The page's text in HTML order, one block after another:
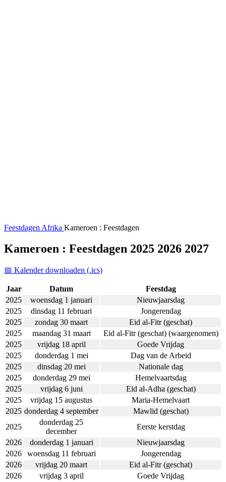
Feestdagen Afrika Kameroen : Feestdagen
Kameroen : Feestdagen 2025 2026 2027
📅 Kalender downloaden (.ics)
Jaar Datum
Feestdag
2025
woensdag 1 januari
Nieuwjaarsdag
2025
dinsdag 11 februari
Jongerendag
2025
zondag 30 maart
Eid al-Fitr (geschat)
2025
maandag 31 maart
Eid al-Fitr (geschat) (waargenomen)
2025
vrijdag 18 april
Goede Vrijdag
2025
donderdag 1 mei
Dag van de Arbeid
2025
dinsdag 20 mei
Nationale dag
2025
donderdag 29 mei
Hemelvaartsdag
2025
vrijdag 6 juni
Eid al-Adha (geschat)
2025
vrijdag 15 augustus
Maria-Hemelvaart
2025 donderdag 4 september
Mawlid (geschat)
2025
donderdag 25
december
Eerste kerstdag
2026
donderdag 1 januari
Nieuwjaarsdag
2026
woensdag 11 februari
Jongerendag
2026
vrijdag 20 maart
Eid al-Fitr (geschat)
2026
vrijdag 3 april
Goede Vrijdag